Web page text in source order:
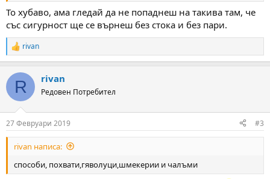
То хубаво, ама гледай да не попаднеш на такива там, че
със сигурност ще се върнеш без стока и без пари.
R
e
c
i
s
:
rivan
R rivan
Редовен Потребител
27 Февруари 2019 #3
rivan написа:
способи, похвати,гяволуци,шмекерии и чалъми